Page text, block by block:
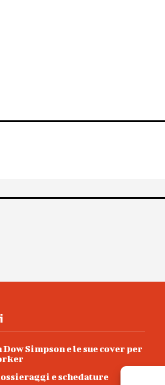
Dow Simpson e le sue cover per
e schedature